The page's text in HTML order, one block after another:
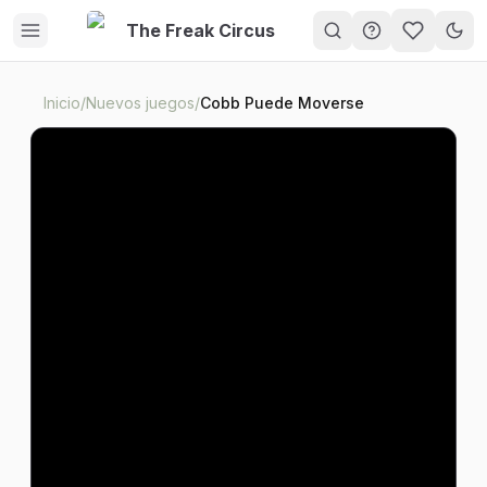
The Freak Circus
My
Inicio/Nuevos juegos/Cobb Puede Moverse